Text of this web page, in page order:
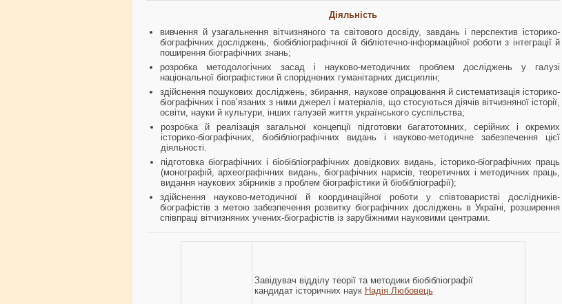
Діяльність
вивчення й узагальнення вітчизняного та світового досвіду, завдань і перспектив історико-
біографічних досліджень, біобібліографічної й бібліотечно-інформаційної роботи з інтеграції й
поширення біографічних знань;
розробка методологічних засад і науково-методичних проблем досліджень у галузі
національної біографістики й споріднених гуманітарних дисциплін;
здійснення пошукових досліджень, збирання, наукове опрацювання й систематизація історико-
біографічних і пов’язаних з ними джерел і матеріалів, що стосуються діячів вітчизняної історії,
освіти, науки й культури, інших галузей життя українського суспільства;
розробка й реалізація загальної концепції підготовки багатотомних, серійних і окремих
історико-біографічних, біобібліографічних видань і науково-методичне забезпечення цієї
діяльності.
підготовка біографічних і біобібліографічних довідкових видань, історико-біографічних праць
(монографій, археографічних видань, біографічних нарисів, теоретичних і методичних праць,
видання наукових збірників з проблем біографістики й біобібліографії);
здійснення науково-методичної й координаційної роботи у співтоваристві дослідників-
біографістів з метою забезпечення розвитку біографічних досліджень в Україні, розширення
співпраці вітчизняних учених-біографістів із зарубіжними науковими центрами.
Завідувач відділу теорії та методики біобібліографії
кандидат історичних наук Надія Любовець